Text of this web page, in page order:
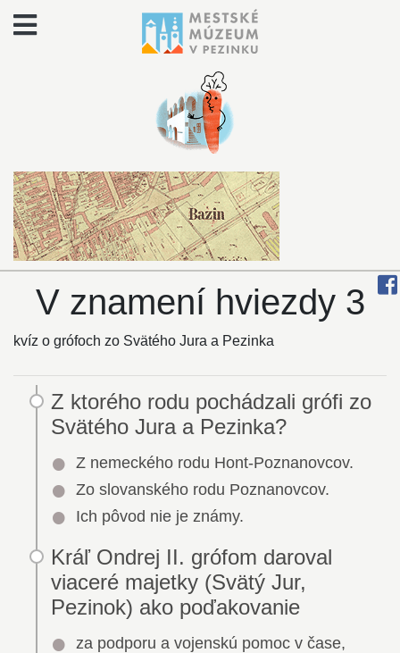
V znamení hviezdy 3
kvíz o grófoch zo Svätého Jura a Pezinka
Z ktorého rodu pochádzali grófi zo
Svätého Jura a Pezinka?
Z nemeckého rodu Hont-Poznanovcov.
Zo slovanského rodu Poznanovcov.
Ich pôvod nie je známy.
Kráľ Ondrej II. grófom daroval
viaceré majetky (Svätý Jur,
Pezinok) ako poďakovanie
za podporu a vojenskú pomoc v čase,